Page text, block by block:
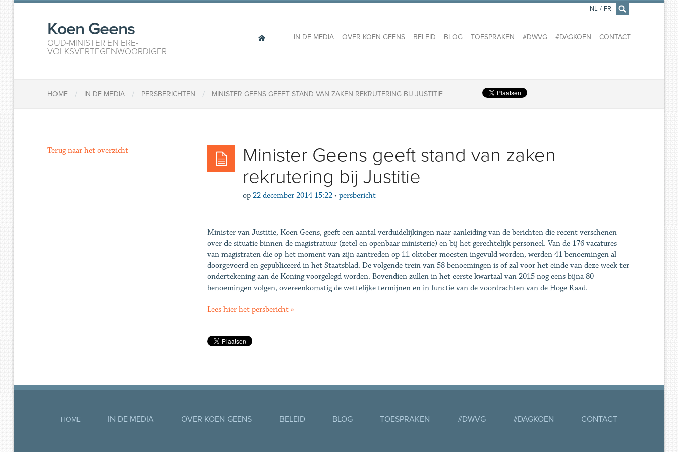
×
Koen Geens
OUD-MINISTER EN ERE-
VOLKSVERTEGENWOORDIGER
IN DE MEDIA OVER KOEN GEENS BELEID BLOG TOESPRAKEN #DWVG #DAGKOEN CONTACT
NL / FR
HOME / IN DE MEDIA / PERSBERICHTEN / MINISTER GEENS GEEFT STAND VAN ZAKEN REKRUTERING BIJ JUSTITIE
Minister Geens geeft stand van zaken
rekrutering bij Justitie
op 22 december 2014 15:22 • persbericht
Minister van Justitie, Koen Geens, geeft een aantal verduidelijkingen naar aanleiding van de berichten die recent verschenen
over de situatie binnen de magistratuur (zetel en openbaar ministerie) en bij het gerechtelijk personeel. Van de 176 vacatures
van magistraten die op het moment van zijn aantreden op 11 oktober moesten ingevuld worden, werden 41 benoemingen al
doorgevoerd en gepubliceerd in het Staatsblad. De volgende trein van 58 benoemingen is of zal voor het einde van deze week ter
ondertekening aan de Koning voorgelegd worden. Bovendien zullen in het eerste kwartaal van 2015 nog eens bijna 80
benoemingen volgen, overeenkomstig de wettelijke termijnen en in functie van de voordrachten van de Hoge Raad.
Lees hier het persbericht »
Terug naar het overzicht
HOME IN DE MEDIA OVER KOEN GEENS BELEID BLOG TOESPRAKEN #DWVG #DAGKOEN CONTACT